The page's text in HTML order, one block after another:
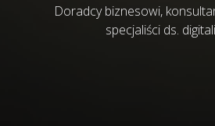
Doradcy biznesowi,
specjaliści ds.